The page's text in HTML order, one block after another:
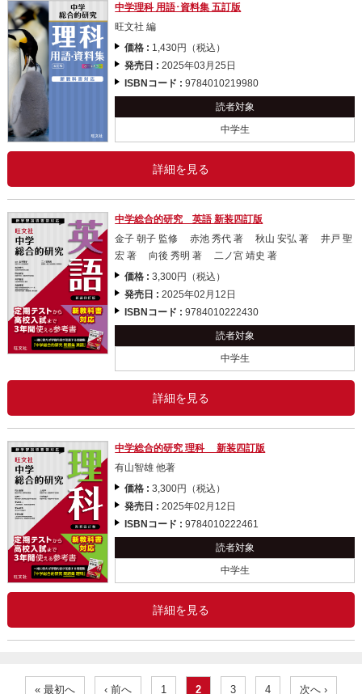
中学理科 用語･資料集 五訂版
旺文社 編
価格 : 1,430円（税込）
発売日 :2025年03月25日
ISBNコード :9784010219980
読者対象
中学生
詳細を見る
中学総合的研究 英語 新装四訂版
金子 朝子 監修 赤池 秀代 著 秋山 安弘 著 井戸 聖
宏 著 向後 秀明 著 二ノ宮 靖史 著
価格 :3,300円（税込）
発売日 :2025年02月12日
ISBNコード :9784010222430
読者対象
中学生
詳細を見る
中学総合的研究 理科 新装四訂版
有山智雄 他著
価格 :3,300円（税込）
発売日 :2025年02月12日
ISBNコード :9784010222461
読者対象
中学生
詳細を見る
« 最初へ ‹ 前へ 1 2 3 4 次へ ›